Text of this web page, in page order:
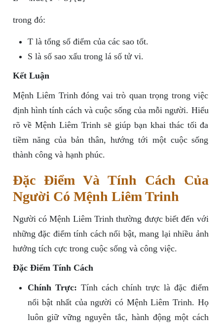
trong đó:
Tlà tổng số điểm của các sao tốt.
S là số sao xấu trong lá số tử vi.
Kết Luận
Mệnh Liêm Trinh đóng vai trò quan trọng trong việc
định hình tính cách và cuộc sống của mỗi người. Hiểu
rõ về Mệnh Liêm Trinh sẽ giúp bạn khai thác tối đa
tiềm năng của bản thân, hướng tới một cuộc sống
thành công và hạnh phúc.
Đặc Điểm Và Tính Cách Của
Người Có Mệnh Liêm Trinh
Người có Mệnh Liêm Trinh thường được biết đến với
những đặc điểm tính cách nổi bật, mang lại nhiều ảnh
hưởng tích cực trong cuộc sống và công việc.
Đặc Điểm Tính Cách
Chính Trực: Tính cách chính trực là đặc điểm
nổi bật nhất của người có Mệnh Liêm Trinh. Họ
luôn giữ vững nguyên tắc, hành động một cách